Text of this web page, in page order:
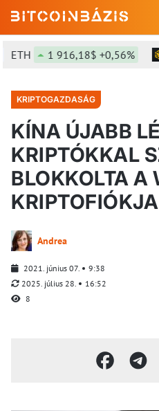
1 916,18$ +0,56%
KRIPTOGAZDASÁG
KÍNA ÚJABB
KRIPTÓKKAL
BLOKKOLTA A
Andrea
2021. június 07.
9:38
2025. július 28.
16:52
8